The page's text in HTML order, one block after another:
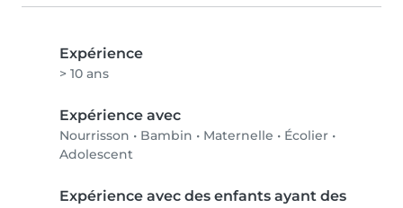
Expérience
> 10 ans
Expérience avec
Nourrisson • Bambin • Maternelle • Écolier •
Adolescent
Expérience avec des enfants ayant des